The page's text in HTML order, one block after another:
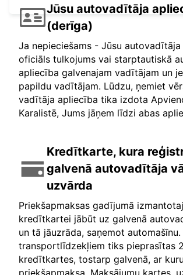
Jūsu autovadītāja
(derīga)
Ja nepieciešams - Jūsu
oficiāls tulkojums vai starptautiskā
apliecība galvenajam vadītājam un
papildu vadītājam. Lūdzu, ņemiet
vadītāja apliecība tika izdota
Karalistē, Jums jāņem līdzi abas
Kredītkarte, kura
galvenā autovadītāja
uzvārda
Priekšapmaksas gadījumā
kredītkartei jābūt uz galvenā
un tā jāuzrāda, saņemot automašīnu.
transportlīdzekļiem tiks pieprasītas 2
kredītkartes, tostarp galvenā, ar